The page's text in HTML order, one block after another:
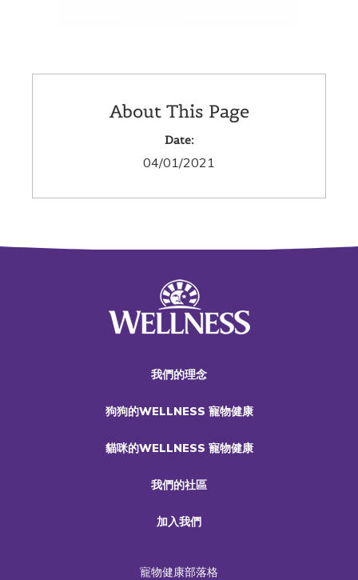
About This Page
Date:
04/01/2021
我們的理念
狗狗的WELLNESS 寵物健康
貓咪的WELLNESS 寵物健康
我們的社區
加入我們
寵物健康部落格